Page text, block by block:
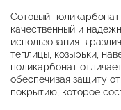
Сотовый
качественный и
использования в
теплицы, козырьки,
поликарбонат
обеспечивая защиту
покрытию, которое